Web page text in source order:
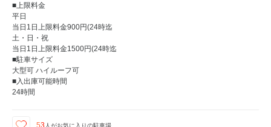
■上限料金
平日
当日1日上限料金900円(24時迄
土・日・祝
当日1日上限料金1500円(24時迄
■駐車サイズ
大型可 ハイルーフ可
■入出庫可能時間
24時間